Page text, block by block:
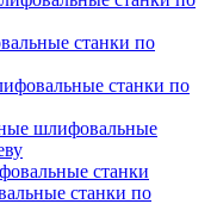
станки по
станки по
шлифовальные
станки
станки по